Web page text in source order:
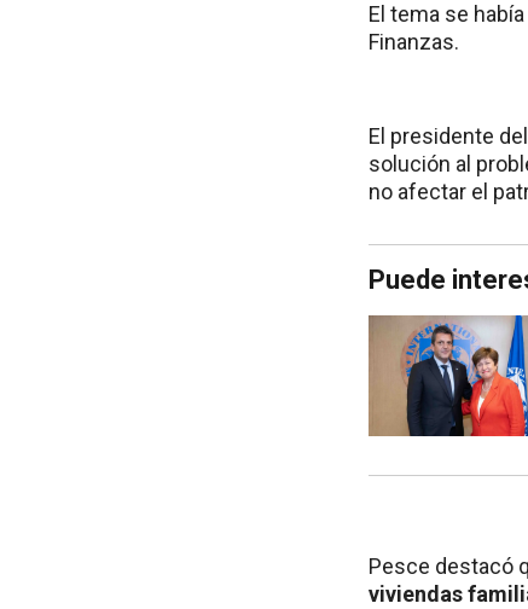
El tema se
Finanzas.
El presidente
solución al
no afectar el
Puede
Pesce destacó
viviendas